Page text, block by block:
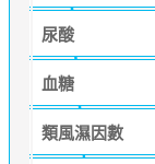
尿酸
血糖
類風濕因數